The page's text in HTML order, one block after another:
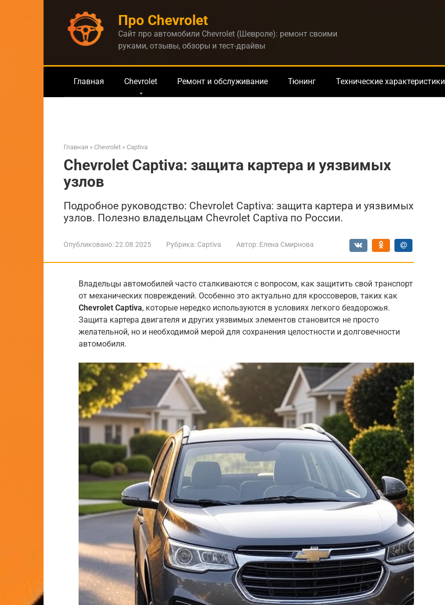
Про Chevrolet
Сайт про автомобили Chevrolet (Шевроле): ремонт своими
руками, отзывы, обзоры и тест-драйвы
Главная Chevrolet Ремонт и обслуживание Тюнинг Технические характеристики
Главная » Chevrolet » Captiva
Chevrolet Captiva: защита картера и уязвимых
узлов
Подробное руководство: Chevrolet Captiva: защита картера и уязвимых
узлов. Полезно владельцам Chevrolet Captiva по России.
Опубликовано:22.08.2025 Рубрика: Captiva Автор: Елена Смирнова
Владельцы автомобилей часто сталкиваются с вопросом, как защитить свой транспорт
от механических повреждений. Особенно это актуально для кроссоверов, таких как
Chevrolet Captiva, которые нередко используются в условиях легкого бездорожья.
Защита картера двигателя и других уязвимых элементов становится не просто
желательной, но и необходимой мерой для сохранения целостности и долговечности
автомобиля.